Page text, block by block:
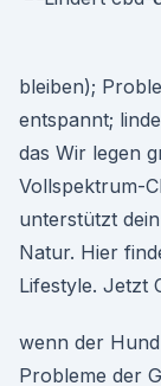
bleiben);
entspannt;
das Wir legen
Vollspektrum-
unterstützt
Natur. Hier
Lifestyle. Jetzt
wenn der
Probleme der